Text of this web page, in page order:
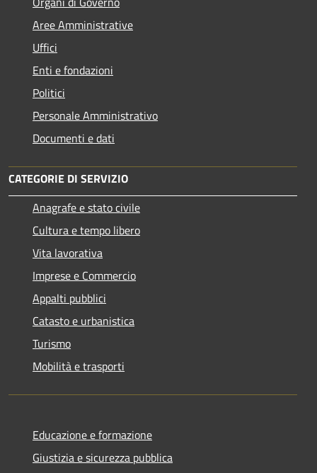
Aree Amministrative
Uffici
Enti e fondazioni
Politici
Personale Amministrativo
Documenti e dati
CATEGORIE DI SERVIZIO
Anagrafe e stato civile
Cultura e tempo libero
Vita lavorativa
Imprese e Commercio
Appalti pubblici
Catasto e urbanistica
Turismo
Mobilità e trasporti
Educazione e formazione
Giustizia e sicurezza pubblica